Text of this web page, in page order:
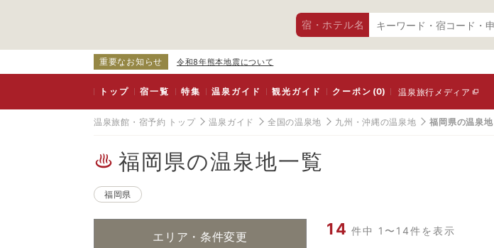
宿・ホテル名
重要なお知らせ 令和8年熊本地震について
トップ 宿一覧 特集 温泉ガイド 観光ガイド クーポン(0) 温泉旅行メディア
温泉旅館・宿予約 トップ 温泉ガイド 全国の温泉地 九州・沖縄の温泉地 福岡県の温泉地
福岡県の温泉地一覧
福岡県
エリア・条件変更 14 件中 1〜14件を表示